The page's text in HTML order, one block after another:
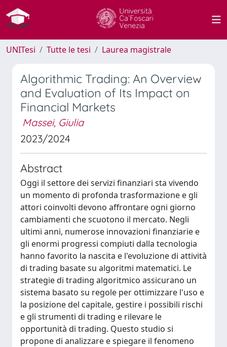
UNITesi Tutte le tesi Laurea magistrale
Algorithmic Trading: An Overview
and Evaluation of Its Impact on
Financial Markets
Massei, Giulia
2023/2024
Abstract
Oggi il settore dei servizi finanziari sta vivendo
un momento di profonda trasformazione e gli
attori coinvolti devono affrontare ogni giorno
cambiamenti che scuotono il mercato. Negli
ultimi anni, numerose innovazioni finanziarie e
gli enormi progressi compiuti dalla tecnologia
hanno favorito la nascita e l'evoluzione di attività
di trading basate su algoritmi matematici. Le
strategie di trading algoritmico assicurano un
sistema basato su regole per ottimizzare l'uso e
la posizione del capitale, gestire i possibili rischi
e gli strumenti di trading e rilevare le
opportunità di trading. Questo studio si
propone di analizzare e spiegare il fenomeno